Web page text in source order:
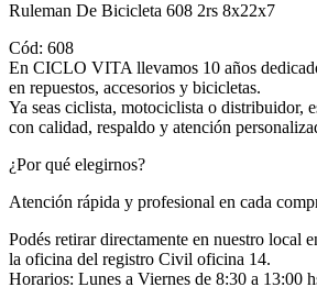
Ruleman De Bicicleta 608 2rs 8x22x7
Cód: 608
En CICLO VITA llevamos 10 años
en repuestos, accesorios y bicicletas.
Ya seas ciclista, motociclista o distribuidor,
con calidad, respaldo y atención
¿Por qué elegirnos?
Atención rápida y profesional en cada
Podés retirar directamente en nuestro local
la oficina del registro Civil oficina 14.
Horarios: Lunes a Viernes de 8:30 a 13:00